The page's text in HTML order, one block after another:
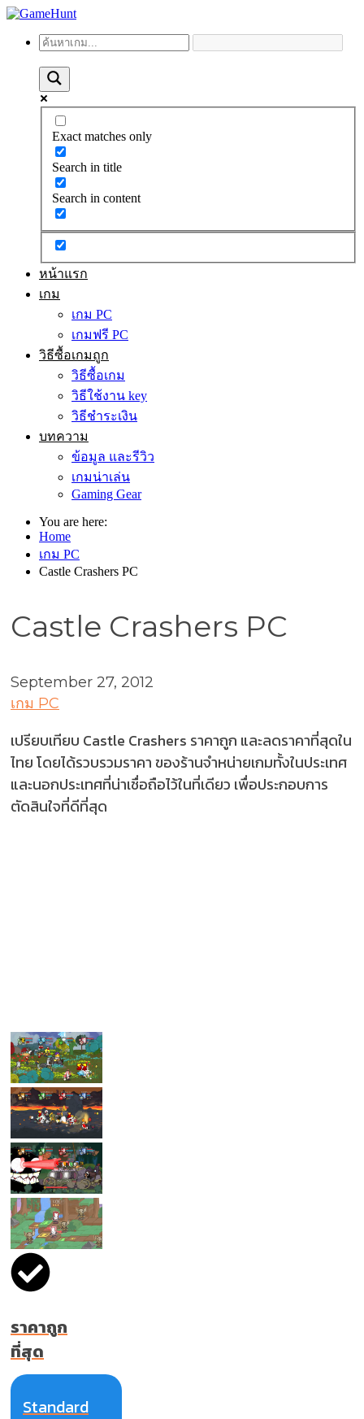
Exact matches only
Search in title
Search in content
หน้าแรก
เกม
เกม PC
เกมฟรี PC
วิธีซื้อเกมถูก
วิธีซื้อเกม
วิธีใช้งาน key
วิธีชำระเงิน
บทความ
ข้อมูล และรีวิว
เกมน่าเล่น
Gaming Gear
You are here:
Home
เกม PC
Castle Crashers PC
Castle Crashers PC
September 27, 2012
เกม PC
เปรียบเทียบ Castle Crashers ราคาถูก และลดราคาที่สุดใน
ไทย โดยได้รวบรวมราคา ของร้านจำหน่ายเกมทั้งในประเทศ
และนอกประเทศที่น่าเชื่อถือไว้ในที่เดียว เพื่อประกอบการ
ตัดสินใจที่ดีที่สุด
ราคาถูก
ที่สุด
Standard